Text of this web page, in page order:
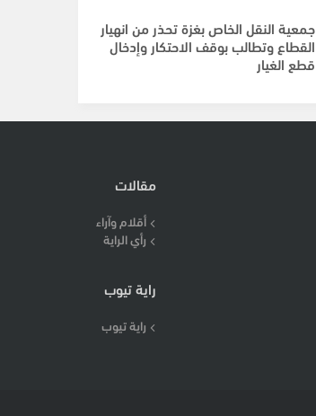
جمعية النقل الخاص بغزة تحذر من انهيار
القطاع وتطالب بوقف الاحتكار وإدخال
قطع الغيار
مقالات
أقلام وآراء
رأي الراية
راية تيوب
راية تيوب